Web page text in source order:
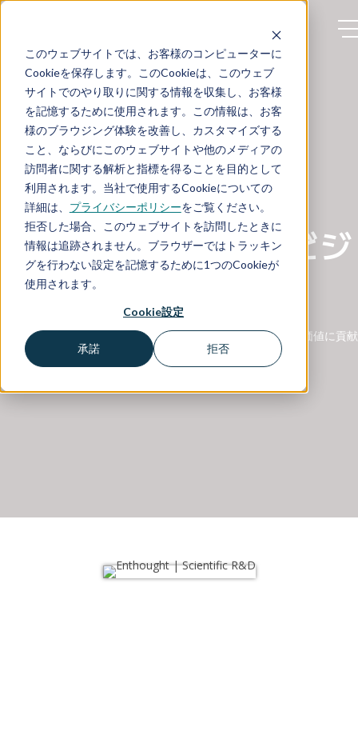
このウェブサイトでは、お客様のコンピューターに
Cookieを保存します。このCookieは、このウェブ
サイトでのやり取りに関する情報を収集し、お客様
を記憶するために使用されます。この情報は、お客
様のブラウジング体験を改善し、カスタマイズする
こと、ならびにこのウェブサイトや他のメディアの
訪問者に関する解析と指標を得ることを目的として
利用されます。当社で使用するCookieについての
詳細は、 プライバシーポリシーをご覧ください。
拒否した場合、このウェブサイトを訪問したときに
情報は追跡されません。ブラウザーではトラッキン
グを行わない設定を記憶するために1つのCookieが
使用されます。
Cookie設定
承諾 拒否
データとワークフローの最適化
科学的発見を加速しビジ
ネス価値を創出する
研究開発の場に散在する複雑かつ多様なデータからビジネス価値に貢献
する分析エンジンを構築します。